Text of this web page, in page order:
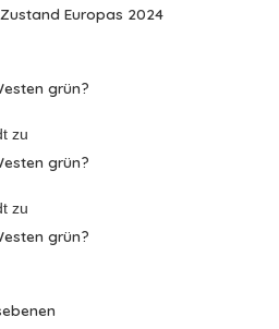
Europas 2024
grün?
zu
grün?
zu
grün?